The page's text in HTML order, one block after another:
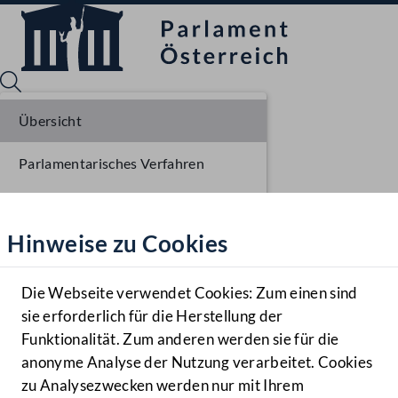
Hilfe
Benutzer
Navigationsmenü öffnen
MENÜ
Hinweise zu Cookies
Die Webseite verwendet Cookies: Zum einen sind
sie erforderlich für die Herstellung der
Funktionalität. Zum anderen werden sie für die
anonyme Analyse der Nutzung verarbeitet. Cookies
zu Analysezwecken werden nur mit Ihrem
Übersicht
Parlamentarisches Verfahren
Liste der Rednerinnen und Redner
Sitzungsdokumente